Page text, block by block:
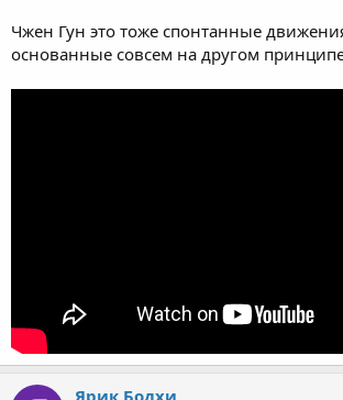
Чжен Гун это тоже спонтанные
основанные совсем на другом
Ярик Бодхи